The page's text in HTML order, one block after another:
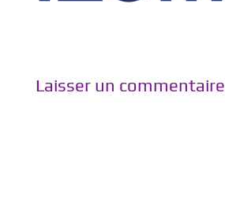
Laisser un commentaire